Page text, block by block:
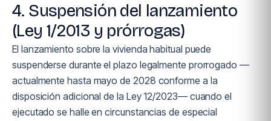
4. Suspensión del lanzamiento
(Ley 1/2013 y prórrogas)
El lanzamiento sobre la vivienda habitual puede
suspenderse durante el plazo legalmente prorrogado —
actualmente hasta mayo de 2028 conforme a la
disposición adicional de la Ley 12/2023— cuando el
ejecutado se halle en circunstancias de especial